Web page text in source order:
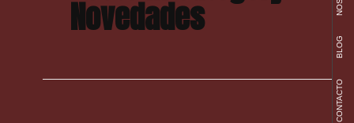
BLOG
CONTACTO
Novedades